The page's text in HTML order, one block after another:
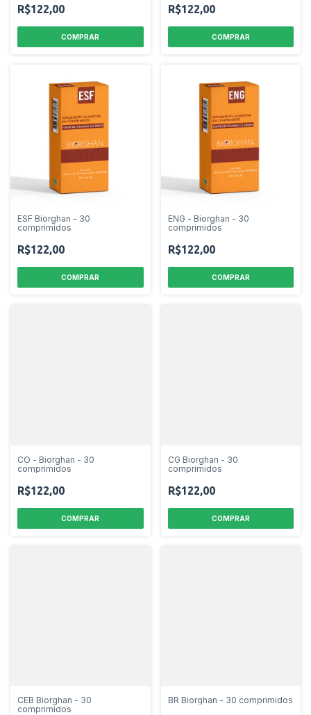
R$122,00 R$122,00
ESF Biorghan - 30
comprimidos
R$122,00
ENG - Biorghan - 30
comprimidos
R$122,00
CO - Biorghan - 30
comprimidos
R$122,00
CG Biorghan - 30
comprimidos
R$122,00
CEB Biorghan - 30
comprimidos
BR Biorghan - 30 comprimidos